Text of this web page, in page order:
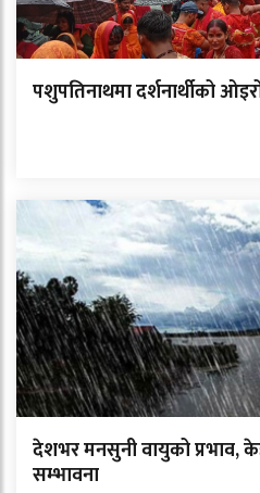
पशुपतिनाथमा दर्शनार्थीको
देशभर मनसुनी वायुको प्रभाव,
सम्भावना